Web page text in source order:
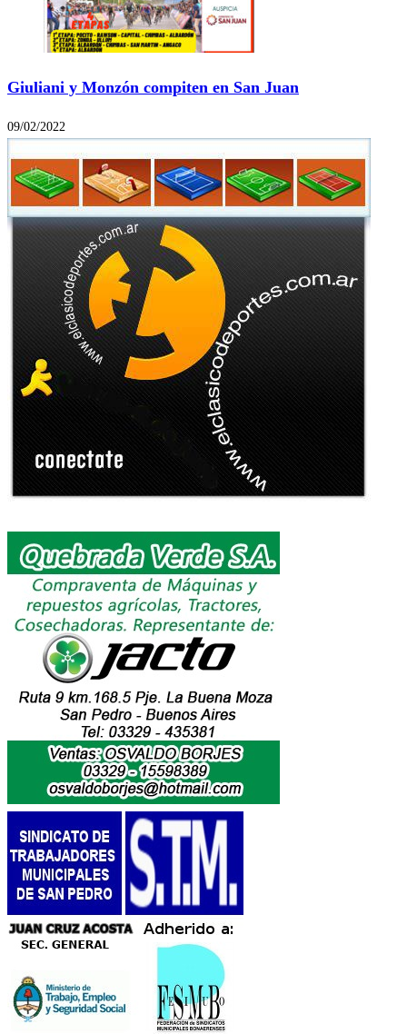
Giuliani y Monzón compiten en San Juan
09/02/2022